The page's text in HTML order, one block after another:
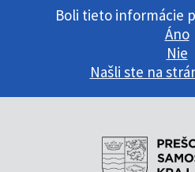
Boli tieto informácie
Áno
Nie
Našli ste na